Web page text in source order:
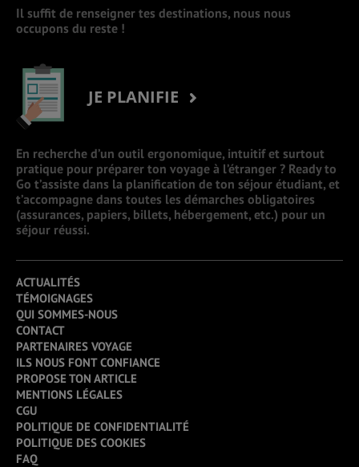
Il suffit de renseigner tes destinations, nous nous
occupons du reste !
JE PLANIFIE
En recherche d’un outil ergonomique, intuitif et surtout
pratique pour préparer ton voyage à l’étranger ? Ready to
Go t’assiste dans la planification de ton séjour étudiant, et
t’accompagne dans toutes les démarches obligatoires
(assurances, papiers, billets, hébergement, etc.) pour un
séjour réussi.
ACTUALITÉS
TÉMOIGNAGES
QUI SOMMES-NOUS
CONTACT
PARTENAIRES VOYAGE
ILS NOUS FONT CONFIANCE
PROPOSE TON ARTICLE
MENTIONS LÉGALES
CGU
POLITIQUE DE CONFIDENTIALITÉ
POLITIQUE DES COOKIES
FAQ